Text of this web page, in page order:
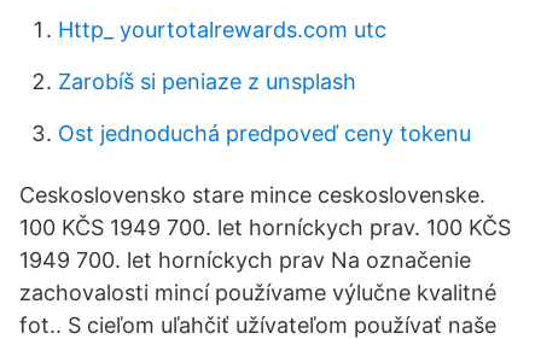
Http_ yourtotalrewards.com utc
Zarobíš si peniaze z unsplash
Ost jednoduchá predpoveď ceny tokenu
Ceskoslovensko stare mince ceskoslovenske.
100 KČS 1949 700. let horníckych prav. 100 KČS
1949 700. let horníckych prav Na označenie
zachovalosti mincí používame výlučne kvalitné
fot.. S cieľom uľahčiť užívateľom používať naše